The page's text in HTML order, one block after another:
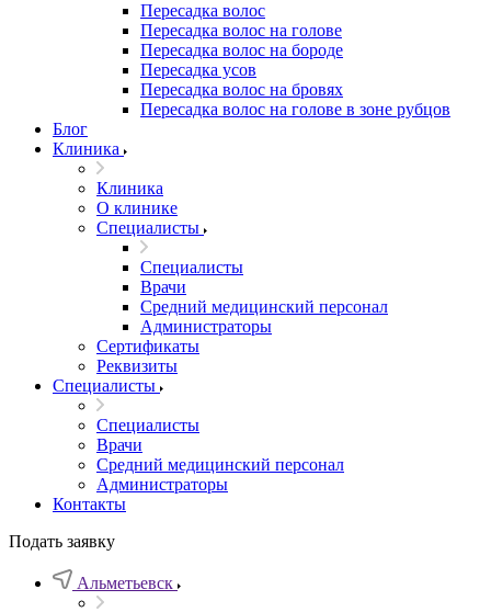
Пересадка волос
Пересадка волос на голове
Пересадка волос на бороде
Пересадка усов
Пересадка волос на бровях
Пересадка волос на голове в зоне рубцов
Блог
Клиника
Клиника
О клинике
Специалисты
Специалисты
Врачи
Средний медицинский персонал
Администраторы
Сертификаты
Реквизиты
Специалисты
Специалисты
Врачи
Средний медицинский персонал
Администраторы
Контакты
Подать заявку
Альметьевск